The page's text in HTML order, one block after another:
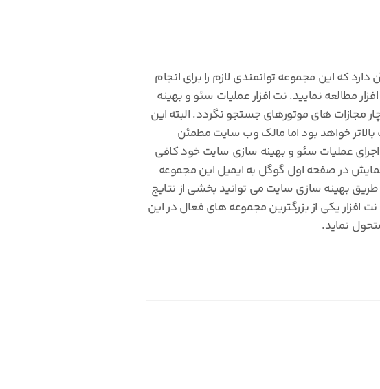
که این مجموعه توانمندی لازم را برای انجام
مطالعه نمایید. نت افزار عملیات سئو و بهینه
های موتورهای جستجو نگردد. البته این
خواهد بود اما مالک وب سایت مطمئن
عملیات سئو و بهینه سازی سایت خود کافی
در صفحه اول گوگل به ایمیل این مجموعه
می گردد و از طریق بهینه سازی سایت می توانید بخشی از نتایج
یکی از بزرگترین مجموعه های فعال در این
نماید.